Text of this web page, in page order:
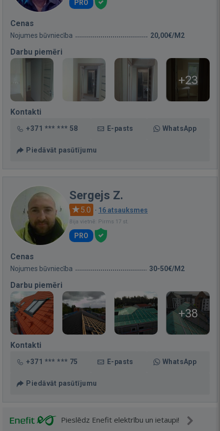
PRO
Cenas
Nojumes būvniecība 20,00€/M2
Darbu piemēri
+23
Kontakti
+371 *** *** 58 E-pasts WhatsApp
Piedāvāt pasūtījumu
Sergejs Z.
5.0 · 16 atsauksmes
Bija vietnē: Pirms 17 st.
PRO
Cenas
Nojumes būvniecība 30-50€/M2
Darbu piemēri
+38
Kontakti
+371 *** *** 75 E-pasts WhatsApp
Piedāvāt pasūtījumu
Pieslēdz Enefit elektrību un ietaupi!